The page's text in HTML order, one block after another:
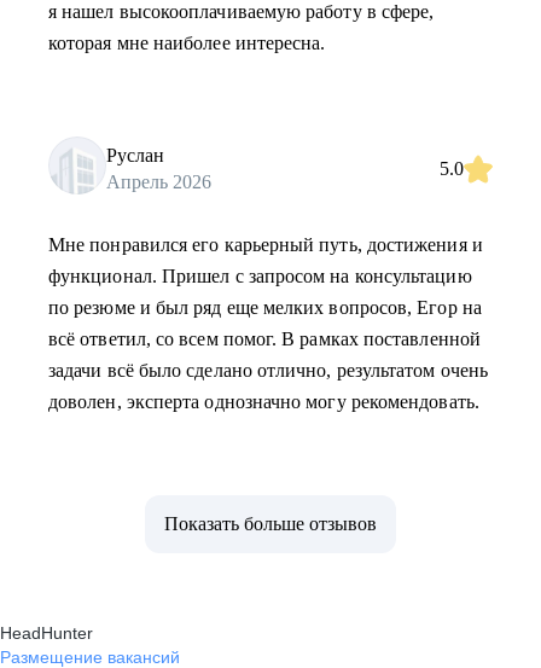
я нашел высокооплачиваемую работу в сфере,
которая мне наиболее интересна.
Руслан
Апрель 2026
5.0
Мне понравился его карьерный путь, достижения и
функционал. Пришел с запросом на консультацию
по резюме и был ряд еще мелких вопросов, Егор на
всё ответил, со всем помог. В рамках поставленной
задачи всё было сделано отлично, результатом очень
доволен, эксперта однозначно могу рекомендовать.
Показать больше отзывов
HeadHunter
Размещение вакансий